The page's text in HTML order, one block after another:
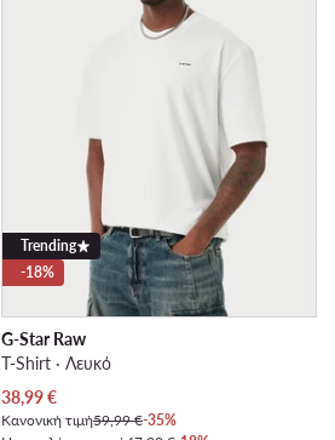
Trending
-18%
G-Star Raw
T-Shirt · Λευκό
Τρέχουσα τιμή
38,99€
Κανονική τιμή59,99 €-35%